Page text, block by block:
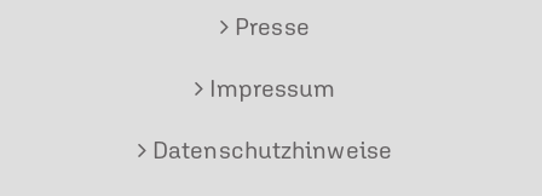
Presse
Impressum
Datenschutzhinweise